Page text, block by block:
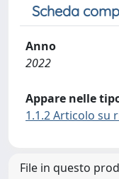
Scheda
Anno
2022
Appare nelle
1.1.2 Articolo su
File in questo